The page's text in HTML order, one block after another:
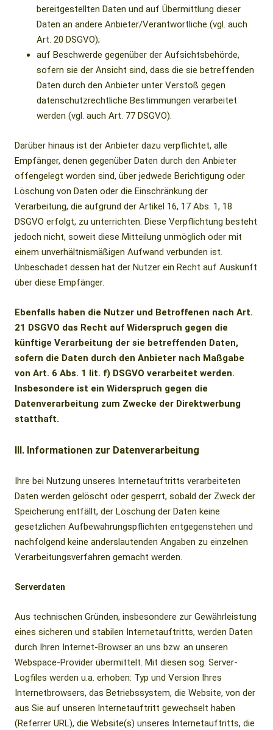
bereitgestellten Daten und auf Übermittlung dieser
Daten an andere Anbieter/Verantwortliche (vgl. auch
Art. 20 DSGVO);
auf Beschwerde gegenüber der Aufsichtsbehörde,
sofern sie der Ansicht sind, dass die sie betreffenden
Daten durch den Anbieter unter Verstoß gegen
datenschutzrechtliche Bestimmungen verarbeitet
werden (vgl. auch Art. 77 DSGVO).
Darüber hinaus ist der Anbieter dazu verpflichtet, alle
Empfänger, denen gegenüber Daten durch den Anbieter
offengelegt worden sind, über jedwede Berichtigung oder
Löschung von Daten oder die Einschränkung der
Verarbeitung, die aufgrund der Artikel 16, 17 Abs. 1, 18
DSGVO erfolgt, zu unterrichten. Diese Verpflichtung besteht
jedoch nicht, soweit diese Mitteilung unmöglich oder mit
einem unverhältnismäßigen Aufwand verbunden ist.
Unbeschadet dessen hat der Nutzer ein Recht auf Auskunft
über diese Empfänger.
Ebenfalls haben die Nutzer und Betroffenen nach Art.
21 DSGVO das Recht auf Widerspruch gegen die
künftige Verarbeitung der sie betreffenden Daten,
sofern die Daten durch den Anbieter nach Maßgabe
von Art. 6 Abs. 1 lit. f) DSGVO verarbeitet werden.
Insbesondere ist ein Widerspruch gegen die
Datenverarbeitung zum Zwecke der Direktwerbung
statthaft.
III. Informationen zur Datenverarbeitung
Ihre bei Nutzung unseres Internetauftritts verarbeiteten
Daten werden gelöscht oder gesperrt, sobald der Zweck der
Speicherung entfällt, der Löschung der Daten keine
gesetzlichen Aufbewahrungspflichten entgegenstehen und
nachfolgend keine anderslautenden Angaben zu einzelnen
Verarbeitungsverfahren gemacht werden.
Serverdaten
Aus technischen Gründen, insbesondere zur Gewährleistung
eines sicheren und stabilen Internetauftritts, werden Daten
durch Ihren Internet-Browser an uns bzw. an unseren
Webspace-Provider übermittelt. Mit diesen sog. Server-
Logfiles werden u.a. erhoben: Typ und Version Ihres
Internetbrowsers, das Betriebssystem, die Website, von der
aus Sie auf unseren Internetauftritt gewechselt haben
(Referrer URL), die Website(s) unseres Internetauftritts, die